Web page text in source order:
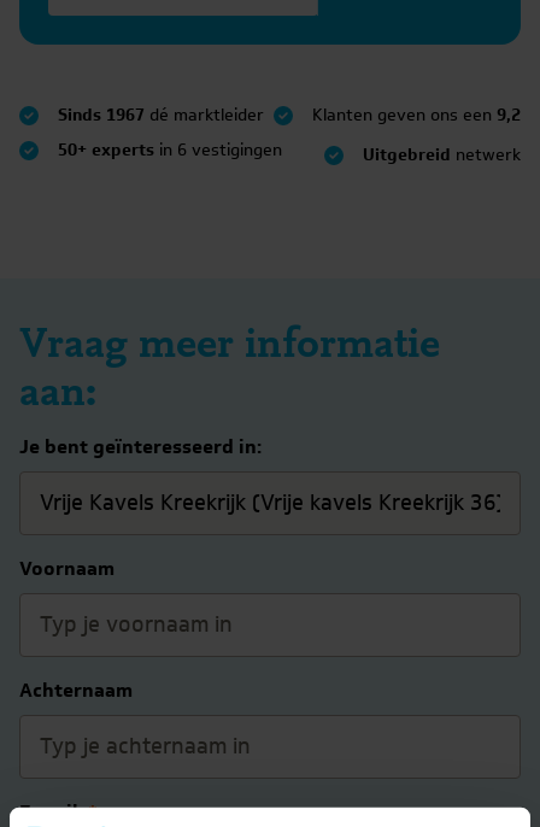
Sinds 1967 dé marktleider Klanten geven ons een 9,2
50+ experts in 6 vestigingen Uitgebreid netwerk
Vraag meer informatie
aan:
Je bent geïnteresseerd in:
Voornaam
Achternaam
E-mail *